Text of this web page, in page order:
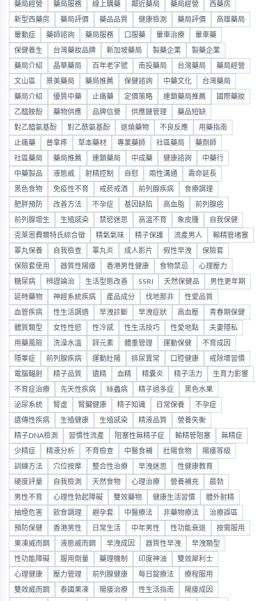
藥局經營 藥局服務 線上購藥 鄰近藥局 藥局經營 西藥房
新型西藥房 藥局評價 藥品品質 健康檢測 藥局評價 高雄藥局
暈動症 藥師諮詢 藥局服務 口服藥 暈車治療 暈車藥
保健養生 台灣藥妝品牌 新加坡藥局 製藥企業 製藥企業
藥局介紹 晶華藥局 百年老字號 南投藥局 台灣藥局 藥局經營
文山區 景美藥局 藥局推薦 保健諮詢 中藥文化 台灣藥局
藥局介紹 優質中藥 止痛藥 定價策略 連鎖藥局推薦 國際藥妝
乙醯胺酚 藥物供應 品牌信譽 供應鏈管理 藥品短缺
對乙醯氨基酚 對乙酰氨基酚 退燒藥物 不良反應 用藥指南
止痛藥 普拿疼 草本藥材 專業藥師 社區藥局 藥劑師
社區藥局 藥局推薦 連鎖藥局 中成藥 健康諮詢 中藥行
中藥製品 液態威 射精控制 自慰 兩性溝通 壽命延長
黑色食物 免疫性不育 戒菸戒酒 前列腺疾病 食療調理
肥胖預防 改善方法 不孕症 基因缺陷 高血脂 前列腺癌
前列腺增生 生殖感染 禁慾迷思 高溫不育 象皮腫 自我保健
克萊恩費爾特氏綜合徵 精氣氣味 精子保護 流產男人 輸精管堵塞
睪丸保養 自我檢查 睪丸炎 成人影片 假性早洩 保險套
保險套使用 器質性陽痿 香港男性健康 食物禁忌 心理壓力
糖尿病 辨證論治 生活型態改善 SSRI 天然保健品 男性更年期
延時藥物 神經系統疾病 產品成分 伐地那非 性愛品質
血管疾病 性生活調適 早洩診斷 早洩症狀 高血壓 青春期保健
體質類型 女性性慾 性冷感 性生活技巧 性愛地點 夫妻隱私
用藥風險 洗澡水溫 鋅元素 體重管理 運動保健 不育成因
隱睾症 前列腺疾病 運動壯陽 排尿異常 口腔健康 戒除壞習慣
電腦輻射 精子品質 遺精 血精 精囊炎 精子活力 生育力影響
不育症治療 先天性疾病 絲蟲病 精子過多症 黑色水果
泌尿系統 腎虛 腎臟健康 精子知識 日常保養 不孕症
遺傳性疾病 生殖健康 生殖感染 精液品質 營養失衡
精子DNA檢測 習慣性流產 阻塞性無精子症 輸精管阻塞 無精症
少精症 精液分析 不育檢查 中醫食補 壯陽食物 陽痿等級
訓練方法 穴位按摩 整合性治療 早洩迷思 性健康教育
硬度評量 自我檢測 天然食物 心理治療 營養補充 晨勃
男性不育 心理性勃起障礙 雙效藥物 健康生活習慣 體外射精
抽煙危害 飲食調理 避孕套 中醫療法 非藥物療法 治療誤區
預防保健 香港男性 日常生活 中年男性 性功能衰退 按需服用
果凍威而鋼 液態威而鋼 早洩成因 器質性早洩 早洩類型
性功能障礙 服用劑量 藥理機制 印度神油 雙效犀利士
心理健康 壓力管理 前列腺健康 每日錠療法 療程服用
雙效威而鋼 泰國果凍 陽痿治療 性生活指南 陽痿成因